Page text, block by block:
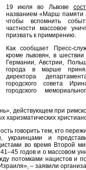
19 июля во Львове
названием «Марш памяти
чтобы вспомнить
частности массовое
призвать к примирению.
Как сообщает Пресс-
кроме львовян, в
Германии, Австрии,
города в марше
директора
городского совета
городского
действующем при
говорить тем, кто
и
во время Второй
годов и о массовом
потомками нацистов и
– заявили